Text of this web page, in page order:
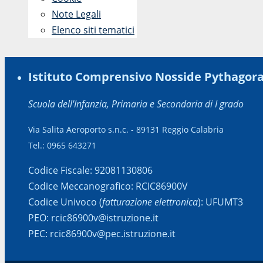
Note Legali
Elenco siti tematici
Istituto Comprensivo Nosside
Scuola dell'Infanzia, Primaria e Secondaria di I grado
Via Salita Aeroporto s.n.c. - 89131 Reggio Calabria
Tel.: 0965 643271
Codice Fiscale: 92081130806
Codice Meccanografico: RCIC86900V
Codice Univoco (fatturazione elettronica): UFUMT3
PEO: rcic86900v@istruzione.it
PEC: rcic86900v@pec.istruzione.it